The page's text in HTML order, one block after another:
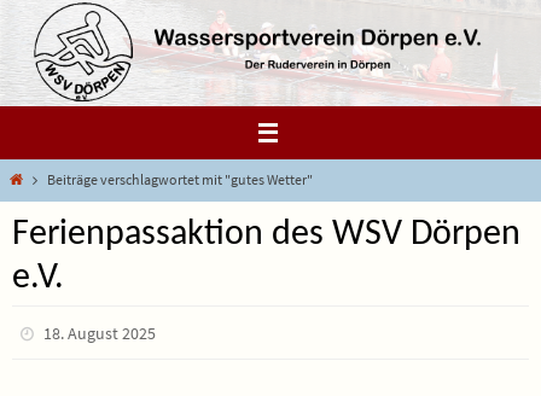
Zum
Inhalt
springen
StartBeiträge verschlagwortet mit "gutes Wetter"
Ferienpassaktion des WSV Dörpen
e.V.
18. August 2025